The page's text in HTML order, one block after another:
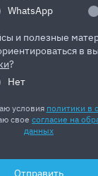
WhatsApp
и полезные
в
?
Нет
условия политики в
свое согласие на
данных
Отправить